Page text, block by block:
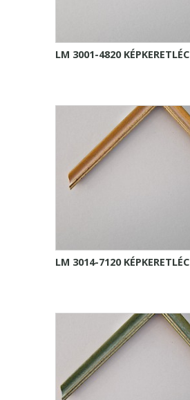
LM 3001-4820 KÉPKERETLÉC
LM 3014-7120 KÉPKERETLÉC